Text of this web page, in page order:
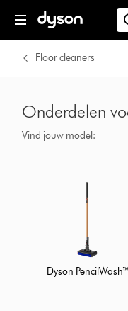
Floor cleaners
Onderdelen
Vind jouw model:
Dyson PencilWash™